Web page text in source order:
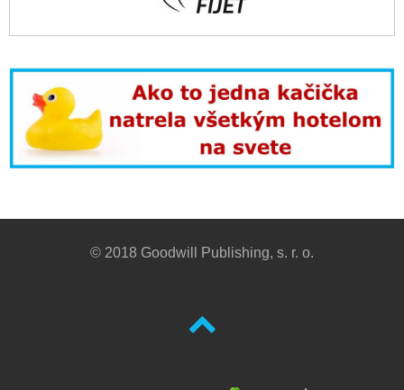
© 2018 Goodwill Publishing, s. r. o.